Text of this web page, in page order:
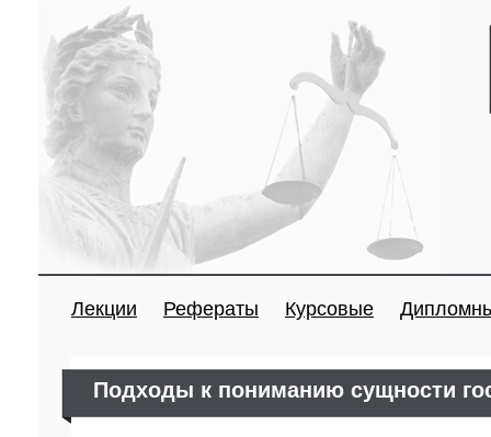
Лекции Рефераты Курсовые
Подходы к пониманию сущности